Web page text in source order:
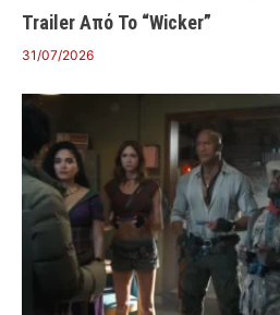
Trailer Από Το “Wicker”
31/07/2026